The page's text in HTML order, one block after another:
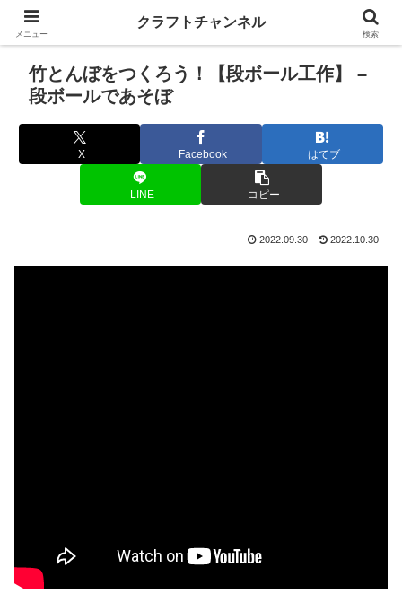
竹とんぼをつくろう！【段ボール工作】 –
段ボールであそぼ
X Facebook はてブ
LINE コピー
2022.09.30 2022.10.30
メニュー
クラフトチャンネル
検索